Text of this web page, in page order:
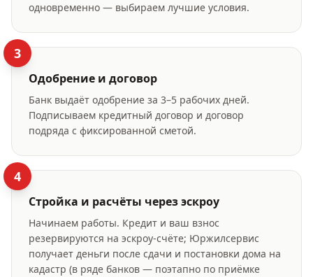
одновременно — выбираем лучшие условия.
3
Одобрение и договор
Банк выдаёт одобрение за 3–5 рабочих дней.
Подписываем кредитный договор и договор
подряда с фиксированной сметой.
4
Стройка и расчёты через эскроу
Начинаем работы. Кредит и ваш взнос
резервируются на эскроу-счёте; Юржилсервис
получает деньги после сдачи и постановки дома на
кадастр (в ряде банков — поэтапно по приёмке